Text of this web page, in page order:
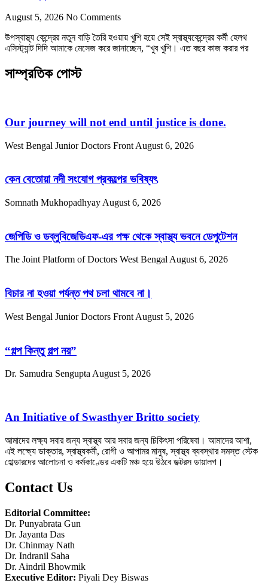
August 5, 2026 No Comments
উপস্বাস্থ্য কেন্দ্রের নতুন বাড়ি তৈরি হওয়ায় খুশি হয়ে সেই স্বাস্থ্যকেন্দ্রের কর্মী হেলথ
এসিস্ট্যান্ট দিদি আমাকে মেসেজ করে জানাচ্ছেন, “খুব খুশি। এত বছর কাজ করার পর
সাম্প্রতিক পোস্ট
Our journey will not end until justice is done.
West Bengal Junior Doctors Front August 6, 2026
কেন বেতোয়া নদী সংযোগ প্রকল্পের ভবিষ্যৎ
Somnath Mukhopadhyay August 6, 2026
জেপিডি ও ডব্লুবিজেডিএফ-এর পক্ষ থেকে স্বাস্থ্য ভবনে ডেপুটেশন
The Joint Platform of Doctors West BengalAugust 6, 2026
বিচার না হওয়া পর্যন্ত পথ চলা থামবে না।
West Bengal Junior Doctors Front August 5, 2026
“গল্প কিন্তু গল্প নয়”
Dr. Samudra Sengupta August 5, 2026
An Initiative of Swasthyer Britto society
আমাদের লক্ষ্য সবার জন্য স্বাস্থ্য আর সবার জন্য চিকিৎসা পরিষেবা। আমাদের আশা,
এই লক্ষ্যে ডাক্তার, স্বাস্থ্যকর্মী, রোগী ও আপামর মানুষ, স্বাস্থ্য ব্যবস্থার সমস্ত স্টেক
হোল্ডারদের আলোচনা ও কর্মকাণ্ডের একটি মঞ্চ হয়ে উঠবে ডক্টরস ডায়ালগ।
Contact Us
Editorial Committee:
Dr. Punyabrata Gun
Dr. Jayanta Das
Dr. Chinmay Nath
Dr. Indranil Saha
Dr. Aindril Bhowmik
Executive Editor: Piyali Dey Biswas